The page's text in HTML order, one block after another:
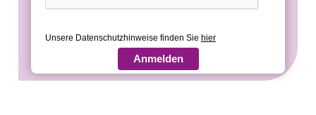
Unsere Datenschutzhinweise finden Sie hier
Anmelden